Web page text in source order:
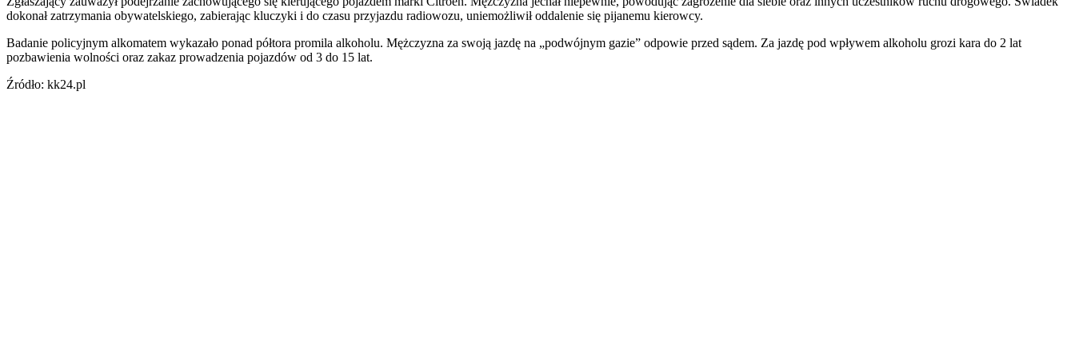
dokonał zatrzymania obywatelskiego, zabierając kluczyki i do czasu przyjazdu radiowozu, uniemożliwił oddalenie się pijanemu kierowcy.
Badanie policyjnym alkomatem wykazało ponad półtora promila alkoholu. Mężczyzna za swoją jazdę na „podwójnym gazie” odpowie przed sądem. Za jazdę pod wpływem alkoholu grozi kara do 2 lat
pozbawienia wolności oraz zakaz prowadzenia pojazdów od 3 do 15 lat.
Źródło: kk24.pl